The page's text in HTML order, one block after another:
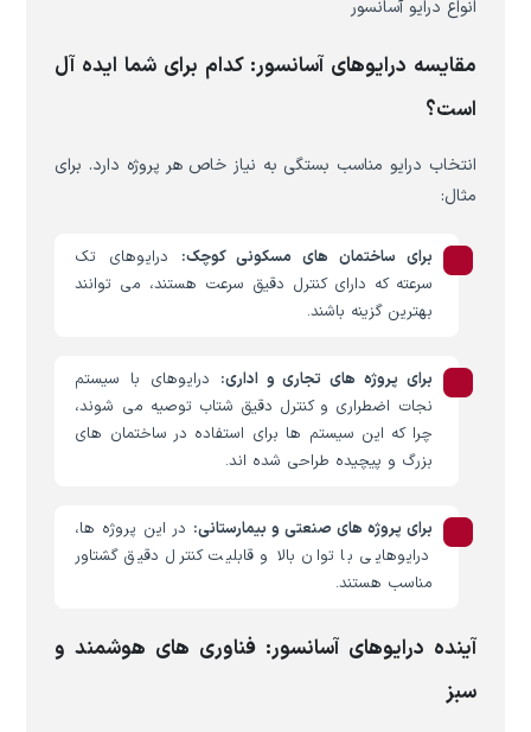
انواع درایو آسانسور
مقایسه درایوهای آسانسور: کدام برای شما ایده آل
است؟
انتخاب درایو مناسب بستگی به نیاز خاص هر پروژه دارد. برای
مثال:
برای ساختمان های مسکونی کوچک: درایوهای تک
سرعته که دارای کنترل دقیق سرعت هستند، می توانند
بهترین گزینه باشند.
برای پروژه های تجاری و اداری: درایوهای با سیستم
نجات اضطراری و کنترل دقیق شتاب توصیه می شوند،
چرا که این سیستم ها برای استفاده در ساختمان های
بزرگ و پیچیده طراحی شده اند.
برای پروژه های صنعتی و بیمارستانی: در این پروژه ها،
درایوهایی با توان بالا و قابلیت کنترل دقیق گشتاور
مناسب هستند.
آینده درایوهای آسانسور: فناوری های هوشمند و
سبز